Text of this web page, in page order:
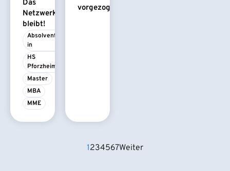
Das
Netzwerk
bleibt!
Absolvent/-
in
HS
Pforzheim
Master
MBA
MME
vorgezogen
1234567Weiter